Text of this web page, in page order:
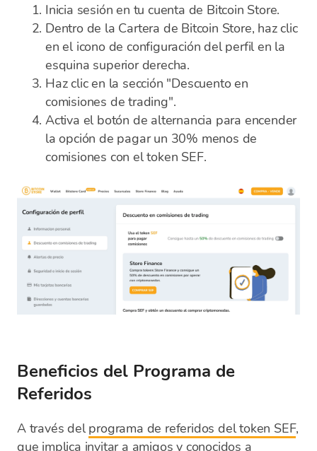
Inicia sesión en tu cuenta de Bitcoin Store.
Dentro de la Cartera de Bitcoin Store, haz clic
en el icono de configuración del perfil en la
esquina superior derecha.
Haz clic en la sección "Descuento en
comisiones de trading".
Activa el botón de alternancia para encender
la opción de pagar un 30% menos de
comisiones con el token SEF.
Beneficios del Programa de
Referidos
A través delprograma de referidos del token SEF,
que implica invitar a amigos y conocidos a